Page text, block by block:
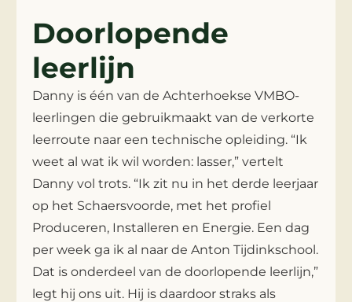
Doorlopende
leerlijn
Danny is één van de Achterhoekse VMBO-
leerlingen die gebruikmaakt van de verkorte
leerroute naar een technische opleiding. “Ik
weet al wat ik wil worden: lasser,” vertelt
Danny vol trots. “Ik zit nu in het derde leerjaar
op het Schaersvoorde, met het profiel
Produceren, Installeren en Energie. Een dag
per week ga ik al naar de Anton Tijdinkschool.
Dat is onderdeel van de doorlopende leerlijn,”
legt hij ons uit. Hij is daardoor straks als